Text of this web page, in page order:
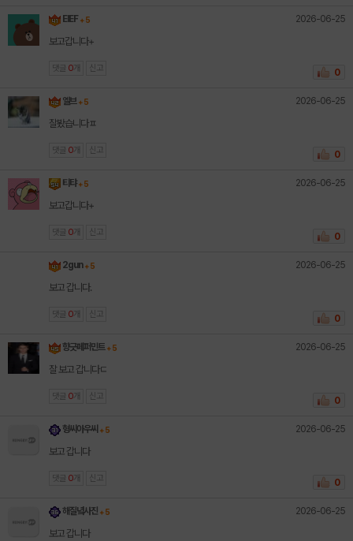
EIEF + 5 2026-06-25
보고갑니다+
댓글 0 개 신고 0
엘브 + 5 2026-06-25
잘봤습니다ㅍ
댓글 0 개 신고 0
티탸 + 5 2026-06-25
보고갑니다+
댓글 0 개 신고 0
2gun + 5 2026-06-25
보고 갑니다.
댓글 0 개 신고 0
향긋페퍼민트 + 5 2026-06-25
잘 보고 갑니다ㄷ
댓글 0 개 신고 0
형씨아우씨 + 5 2026-06-25
보고 갑니다
댓글 0 개 신고 0
해질녘사진 + 5 2026-06-25
보고 갑니다